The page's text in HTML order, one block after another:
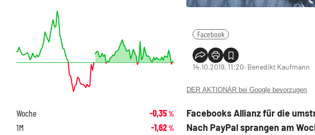
Facebook
14.10.2019, 11:20‧ Benedikt Kaufmann
DER AKTIONÄR bei Google bevorzugen
Facebooks Allianz für die
Nach PayPal sprangen am
Woche -0,35%
1M -1,62%